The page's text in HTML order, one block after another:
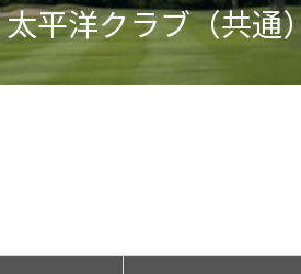
太平洋クラブ（共通